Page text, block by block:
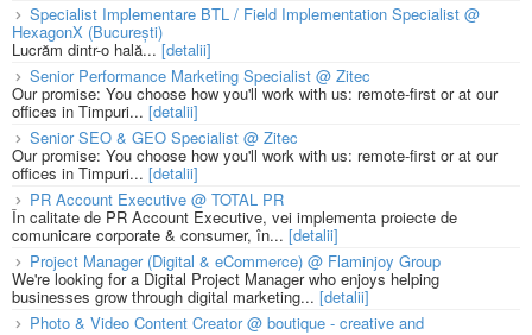
Specialist Implementare BTL / Field Implementation Specialist @
HexagonX (București)
Lucrăm dintr-o hală...[detalii]
Senior Performance Marketing Specialist @ Zitec
Our promise: You choose how you'll work with us: remote-first or at our
offices in Timpuri... [detalii]
Senior SEO & GEO Specialist @ Zitec
Our promise: You choose how you'll work with us: remote-first or at our
offices in Timpuri... [detalii]
PR Account Executive @ TOTAL PR
În calitate de PR Account Executive, vei implementa proiecte de
comunicare corporate & consumer, în... [detalii]
Project Manager (Digital & eCommerce) @ Flaminjoy Group
We're looking for a Digital Project Manager who enjoys helping
businesses grow through digital marketing... [detalii]
Photo & Video Content Creator @ boutique - creative and